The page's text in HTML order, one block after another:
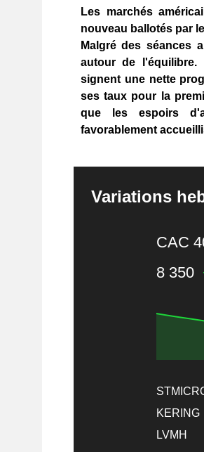
Les marchés
nouveau ballotés par
Malgré des séances
autour de l'équilibre.
signent une nette
ses taux pour la
que les espoirs
favorablement
Variations
CAC
8 350
KERING
LVMH